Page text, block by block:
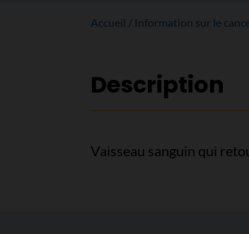
Accueil Information sur le
Description
Vaisseau sanguin qui